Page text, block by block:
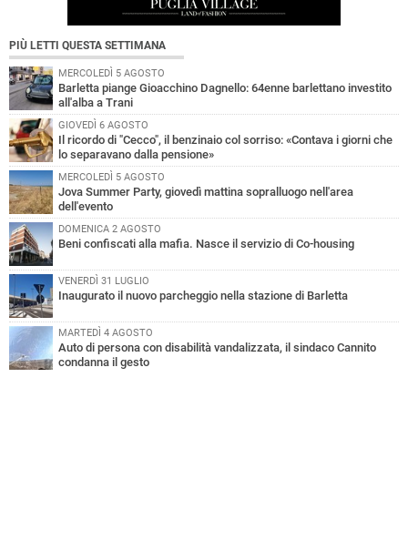
PIÙ LETTI QUESTA SETTIMANA
MERCOLEDÌ 5 AGOSTO
Barletta piange Gioacchino Dagnello: 64enne barlettano investito
all'alba a Trani
GIOVEDÌ 6 AGOSTO
Il ricordo di "Cecco", il benzinaio col sorriso: «Contava i giorni che
lo separavano dalla pensione»
MERCOLEDÌ 5 AGOSTO
Jova Summer Party, giovedì mattina sopralluogo nell'area
dell'evento
DOMENICA 2 AGOSTO
Beni confiscati alla mafia. Nasce il servizio di Co-housing
VENERDÌ 31 LUGLIO
Inaugurato il nuovo parcheggio nella stazione di Barletta
MARTEDÌ 4 AGOSTO
Auto di persona con disabilità vandalizzata, il sindaco Cannito
condanna il gesto